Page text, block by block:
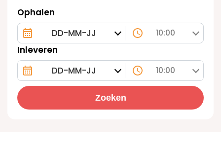
Ophalen
10:00
Inleveren
10:00
Zoeken